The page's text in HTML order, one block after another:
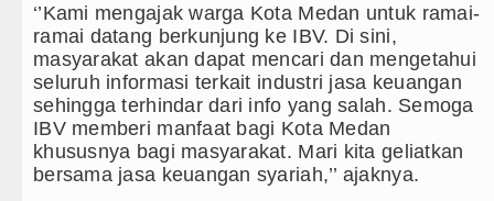
‘’Kami mengajak warga Kota Medan untuk ramai-
ramai datang berkunjung ke IBV. Di sini,
masyarakat akan dapat mencari dan mengetahui
seluruh informasi terkait industri jasa keuangan
sehingga terhindar dari info yang salah. Semoga
IBV memberi manfaat bagi Kota Medan
khususnya bagi masyarakat. Mari kita geliatkan
bersama jasa keuangan syariah,’’ ajaknya.